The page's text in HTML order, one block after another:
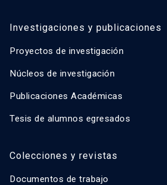
Investigaciones y publicaciones
Proyectos de investigación
Núcleos de investigación
Publicaciones Académicas
Tesis de alumnos egresados
Colecciones y revistas
Documentos de trabajo